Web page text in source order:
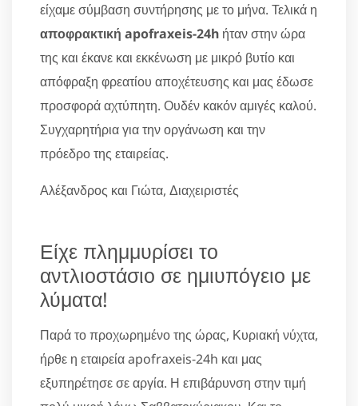
είχαμε σύμβαση συντήρησης με το μήνα. Τελικά η
αποφρακτική apofraxeis-24h ήταν στην ώρα
της και έκανε και εκκένωση με μικρό βυτίο και
απόφραξη φρεατίου αποχέτευσης και μας έδωσε
προσφορά αχτύπητη. Ουδέν κακόν αμιγές καλού.
Συγχαρητήρια για την οργάνωση και την
πρόεδρο της εταιρείας.
Αλέξανδρος και Γιώτα, Διαχειριστές
Είχε πλημμυρίσει το
αντλιοστάσιο σε ημιυπόγειο με
λύματα!
Παρά το προχωρημένο της ώρας, Κυριακή νύχτα,
ήρθε η εταιρεία apofraxeis-24h και μας
εξυπηρέτησε σε αργία. Η επιβάρυνση στην τιμή